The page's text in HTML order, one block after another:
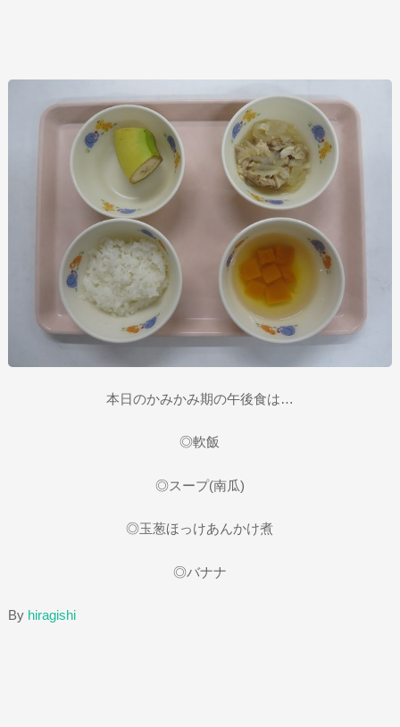
本日のかみかみ期の午後食は…
◎軟飯
◎スープ(南瓜)
◎玉葱ほっけあんかけ煮
◎バナナ
By hiragishi